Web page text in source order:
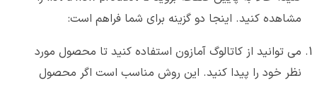
مشاهده کنید. اینجا دو گزینه برای شما فراهم است:
می توانید از کاتالوگ آمازون استفاده کنید تا محصول مورد
نظر خود را پیدا کنید. این روش مناسب است اگر محصول